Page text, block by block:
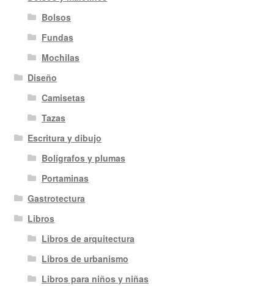
Bolsos
Fundas
Mochilas
Diseño
Camisetas
Tazas
Escritura y dibujo
Bolígrafos y plumas
Portaminas
Gastrotectura
Libros
Libros de arquitectura
Libros de urbanismo
Libros para niños y niñas